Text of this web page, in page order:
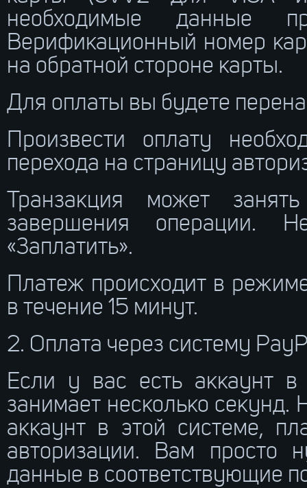
необходимые данные
Верификационный номер
на обратной стороне карты.
Для оплаты вы будете
Произвести оплату
перехода на страницу
Транзакция может
завершения операции.
«Заплатить».
Платеж происходит в
в течение 15 минут.
2. Оплата через систему
Если у вас есть аккаунт в
занимает несколько секунд.
аккаунт в этой системе,
авторизации. Вам просто
данные в соответствующие